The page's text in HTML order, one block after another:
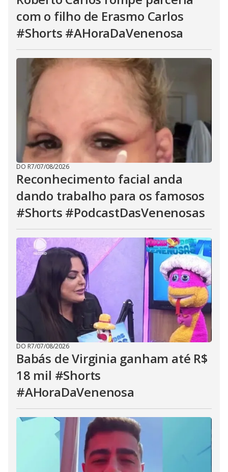
com o filho de Erasmo Carlos
#Shorts #AHoraDaVenenosa
DO R7/07/08/2026
Reconhecimento facial anda
dando trabalho para os famosos
#Shorts #PodcastDasVenenosas
DO R7/07/08/2026
Babás de Virginia ganham até R$
18 mil #Shorts
#AHoraDaVenenosa